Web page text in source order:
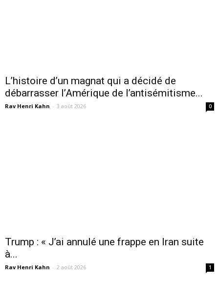
L’histoire d’un magnat qui a décidé de
débarrasser l’Amérique de l’antisémitisme...
Rav Henri Kahn - 3 août 2026 0
Trump : « J’ai annulé une frappe en Iran suite
à...
Rav Henri Kahn - 2 août 2026 1